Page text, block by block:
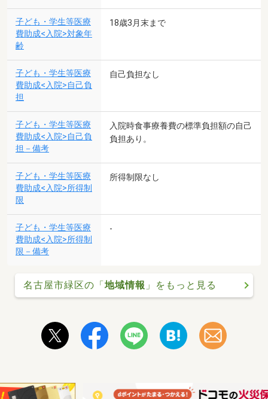
子ども・学生等医療
費助成<入院>対象年
齢
18歳3月末まで
子ども・学生等医療
費助成<入院>自己負
担
自己負担なし
子ども・学生等医療
費助成<入院>自己負
担－備考
入院時食事療養費の標準負担額の自己
負担あり。
子ども・学生等医療
費助成<入院>所得制
限
所得制限なし
子ども・学生等医療
費助成<入院>所得制
限－備考
-
名古屋市緑区の「 地域情報 」をもっと見る